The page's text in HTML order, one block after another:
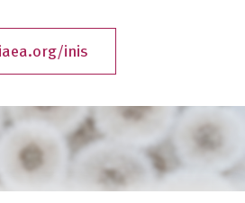
iaea.org/inis